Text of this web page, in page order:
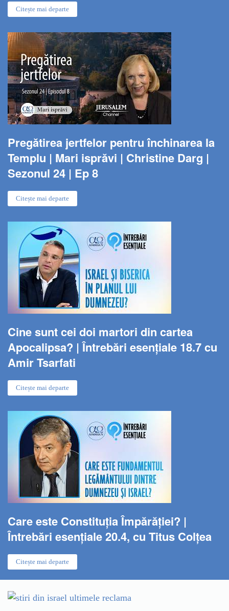
Citește mai departe
Pregătirea jertfelor pentru închinarea la
Templu | Mari isprăvi | Christine Darg |
Sezonul 24 | Ep 8
Citește mai departe
Cine sunt cei doi martori din cartea
Apocalipsa? | Întrebări esențiale 18.7 cu
Amir Tsarfati
Citește mai departe
Care este Constituția Împărăției? |
Întrebări esențiale 20.4, cu Titus Colțea
Citește mai departe